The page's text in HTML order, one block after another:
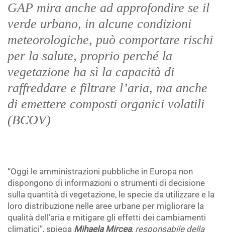
GAP mira anche ad approfondire se il
verde urbano, in alcune condizioni
meteorologiche, può comportare rischi
per la salute, proprio perché la
vegetazione ha sì la capacità di
raffreddare e filtrare l’aria, ma anche
di emettere composti organici volatili
(BCOV)
“Oggi le amministrazioni pubbliche in Europa non
dispongono di informazioni o strumenti di decisione
sulla quantità di vegetazione, le specie da utilizzare e la
loro distribuzione nelle aree urbane per migliorare la
qualità dell’aria e mitigare gli effetti dei cambiamenti
climatici”, spiega Mihaela Mircea, responsabile della